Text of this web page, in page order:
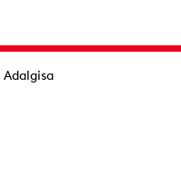
Adalgisa